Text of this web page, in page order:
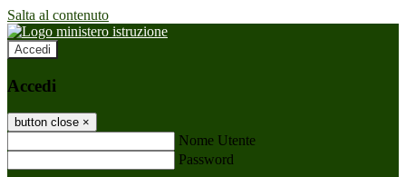
Salta al contenuto
Accedi
Accedi
button close ×
Nome Utente
Password